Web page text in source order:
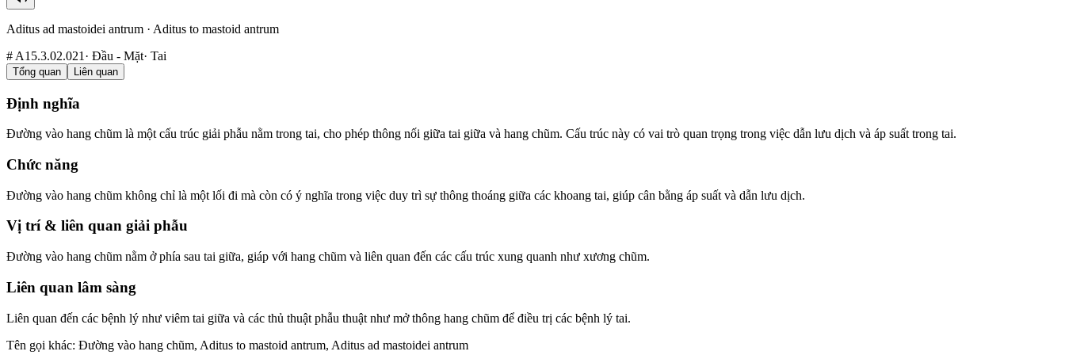
Aditus ad mastoidei antrum · Aditus to mastoid antrum
# A15.3.02.021 · Đầu - Mặt· Tai
Tổng quan Liên quan
Định nghĩa
Đường vào hang chũm là một cấu trúc giải phẫu nằm trong tai, cho phép thông nối giữa tai giữa và hang chũm. Cấu trúc này có vai trò quan trọng trong việc dẫn lưu dịch và áp suất trong tai.
Chức năng
Đường vào hang chũm không chỉ là một lối đi mà còn có ý nghĩa trong việc duy trì sự thông thoáng giữa các khoang tai, giúp cân bằng áp suất và dẫn lưu dịch.
Vị trí & liên quan giải phẫu
Đường vào hang chũm nằm ở phía sau tai giữa, giáp với hang chũm và liên quan đến các cấu trúc xung quanh như xương chũm.
Liên quan lâm sàng
Liên quan đến các bệnh lý như viêm tai giữa và các thủ thuật phẫu thuật như mở thông hang chũm để điều trị các bệnh lý tai.
Tên gọi khác: Đường vào hang chũm, Aditus to mastoid antrum, Aditus ad mastoidei antrum